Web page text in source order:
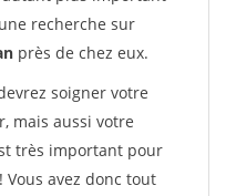
recherche sur
près de chez eux.
soigner votre
mais aussi votre
très important pour
avez donc tout